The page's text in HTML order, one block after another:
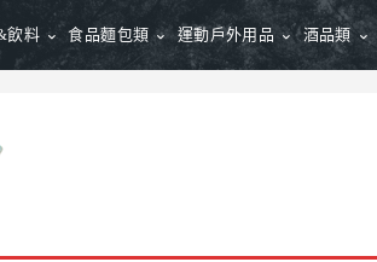
飲料 食品麵包類 運動戶外用品 酒品類